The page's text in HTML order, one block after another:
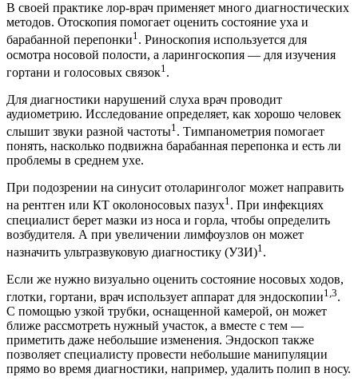
В своей практике лор-врач применяет много диагностических
методов. Отоскопия помогает оценить состояние уха и
барабанной перепонки1. Риноскопия используется для
осмотра носовой полости, а ларингоскопия — для изучения
гортани и голосовых связок1 .
Для диагностики нарушений слуха врач проводит
аудиометрию. Исследование определяет, как хорошо человек
слышит звуки разной частоты1 . Тимпанометрия помогает
понять, насколько подвижна барабанная перепонка и есть ли
проблемы в среднем ухе.
При подозрении на синусит отоларинголог может направить
на рентген или КТ околоносовых пазух1. При инфекциях
специалист берет мазки из носа и горла, чтобы определить
возбудителя. А при увеличении лимфоузлов он может
назначить ультразвуковую диагностику (УЗИ)1 .
Если же нужно визуально оценить состояние носовых ходов,
глотки, гортани, врач использует аппарат для эндоскопии1,3.
С помощью узкой трубки, оснащенной камерой, он может
ближе рассмотреть нужный участок, а вместе с тем —
приметить даже небольшие изменения. Эндоскоп также
позволяет специалисту провести небольшие манипуляции
прямо во время диагностики, например, удалить полип в носу.